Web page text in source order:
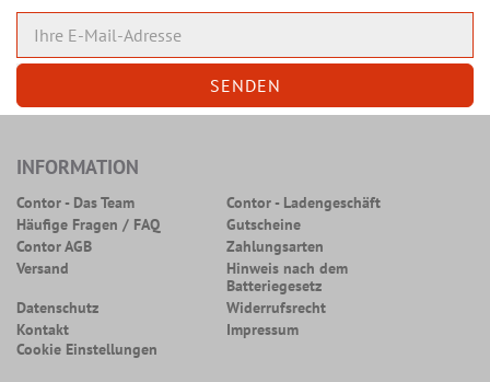
ABMELDUNG
INFORMATION
Contor - Das Team
Contor - Ladengeschäft
Häufige Fragen / FAQ
Gutscheine
Contor AGB
Zahlungsarten
Versand
Hinweis nach dem
Batteriegesetz
Datenschutz
Widerrufsrecht
Kontakt
Impressum
Cookie Einstellungen